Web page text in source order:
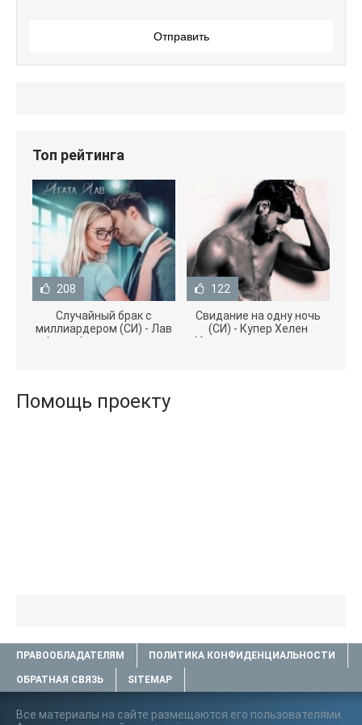
Отправить
Топ рейтинга
208
Случайный брак с
миллиардером (СИ) - Лав
Агата (полная версия
122
Свидание на одну ночь
(СИ) - Купер Хелен
(бесплатные серии книг
Помощь проекту
ПРАВООБЛАДАТЕЛЯМ ПОЛИТИКА КОНФИДЕНЦИАЛЬНОСТИ
ОБРАТНАЯ СВЯЗЬ SITEMAP
Все материалы на сайте размещаются его пользователями.